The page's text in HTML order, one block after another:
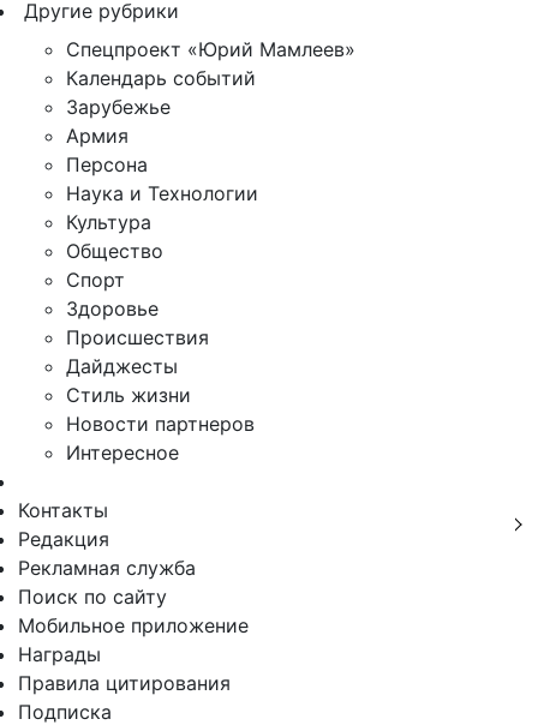
Другие рубрики
Спецпроект «Юрий Мамлеев»
Календарь событий
Зарубежье
Армия
Персона
Наука и Технологии
Культура
Общество
Спорт
Здоровье
Происшествия
Дайджесты
Стиль жизни
Новости партнеров
Интересное
Контакты
Редакция
Рекламная служба
Поиск по сайту
Мобильное приложение
Награды
Правила цитирования
Подписка